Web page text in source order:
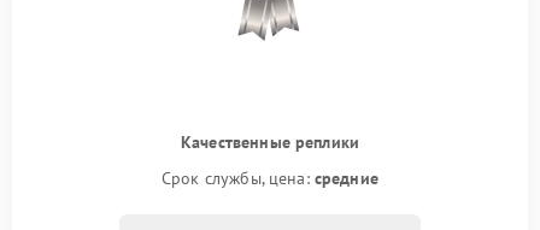
Качественные реплики
Срок службы, цена: средние